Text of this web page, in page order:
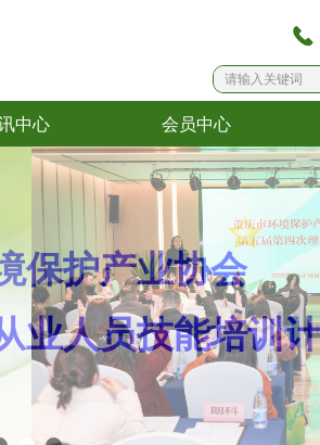
끅
中心
讯中心
会员中心
会员中心